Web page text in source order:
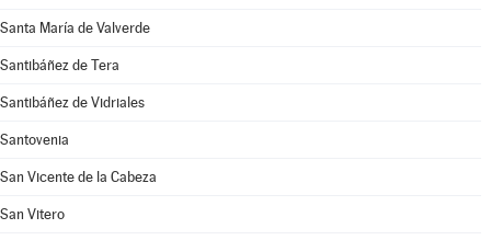
Santa María de Valverde
Santibáñez de Tera
Santibáñez de Vidriales
Santovenia
San Vicente de la Cabeza
San Vitero